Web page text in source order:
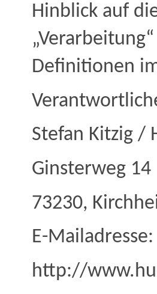
Hinblick auf
Definitionen
Stefan Kitzig /
Ginsterweg 14
73230,
E-
http://